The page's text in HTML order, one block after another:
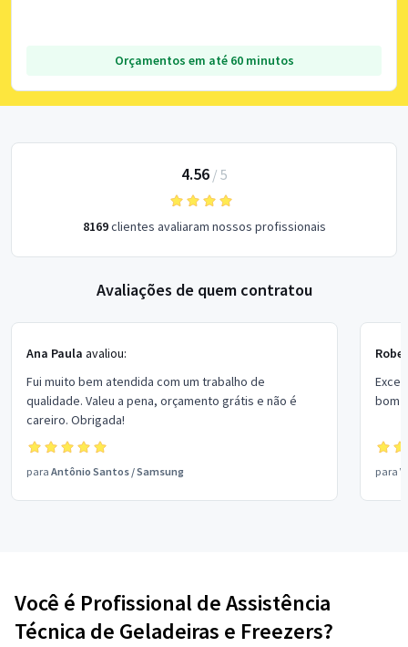
Orçamentos em até 60 minutos
4.56/ 5
8169clientes avaliaram nossos profissionais
Avaliações de quem contratou
Ana Paula avaliou:
Fui muito bem atendida com um trabalho de
qualidade. Valeu a pena, orçamento grátis e não é
careiro. Obrigada!
para Antônio Santos /Samsung
bom
para
Você é Profissional de Assistência
Técnica de Geladeiras e Freezers?